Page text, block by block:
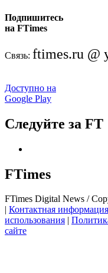
Подпишитесь
на FTimes
Связь: ftimes.ru @
Доступно на
Google Play
Следуйте за FT
FTimes
FTimes Digital News /
Контактная информация
использования
сайте